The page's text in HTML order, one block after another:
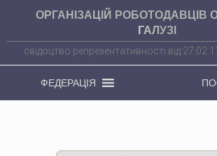
ОРГАНІЗАЦІЙ РОБОТОДАВЦІВ
ГАЛУЗІ
свідоцтво репрезентативності від
ФЕДЕРАЦІЯ